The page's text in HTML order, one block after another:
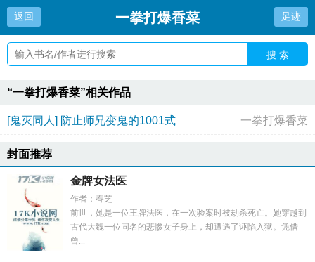
返回 一拳打爆香菜 足迹
搜 索
“一拳打爆香菜”相关作品
[鬼灭同人] 防止师兄变鬼的1001式 一拳打爆香菜
封面推荐
金牌女法医
作者：春芝
前世，她是一位王牌法医，在一次验案时被劫杀死亡。她穿越到
古代大魏一位同名的悲惨女子身上，却遭遇了诬陷入狱。凭借
曾...